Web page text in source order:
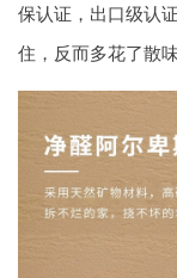
保认证，出口级认
住，反而多花了散味